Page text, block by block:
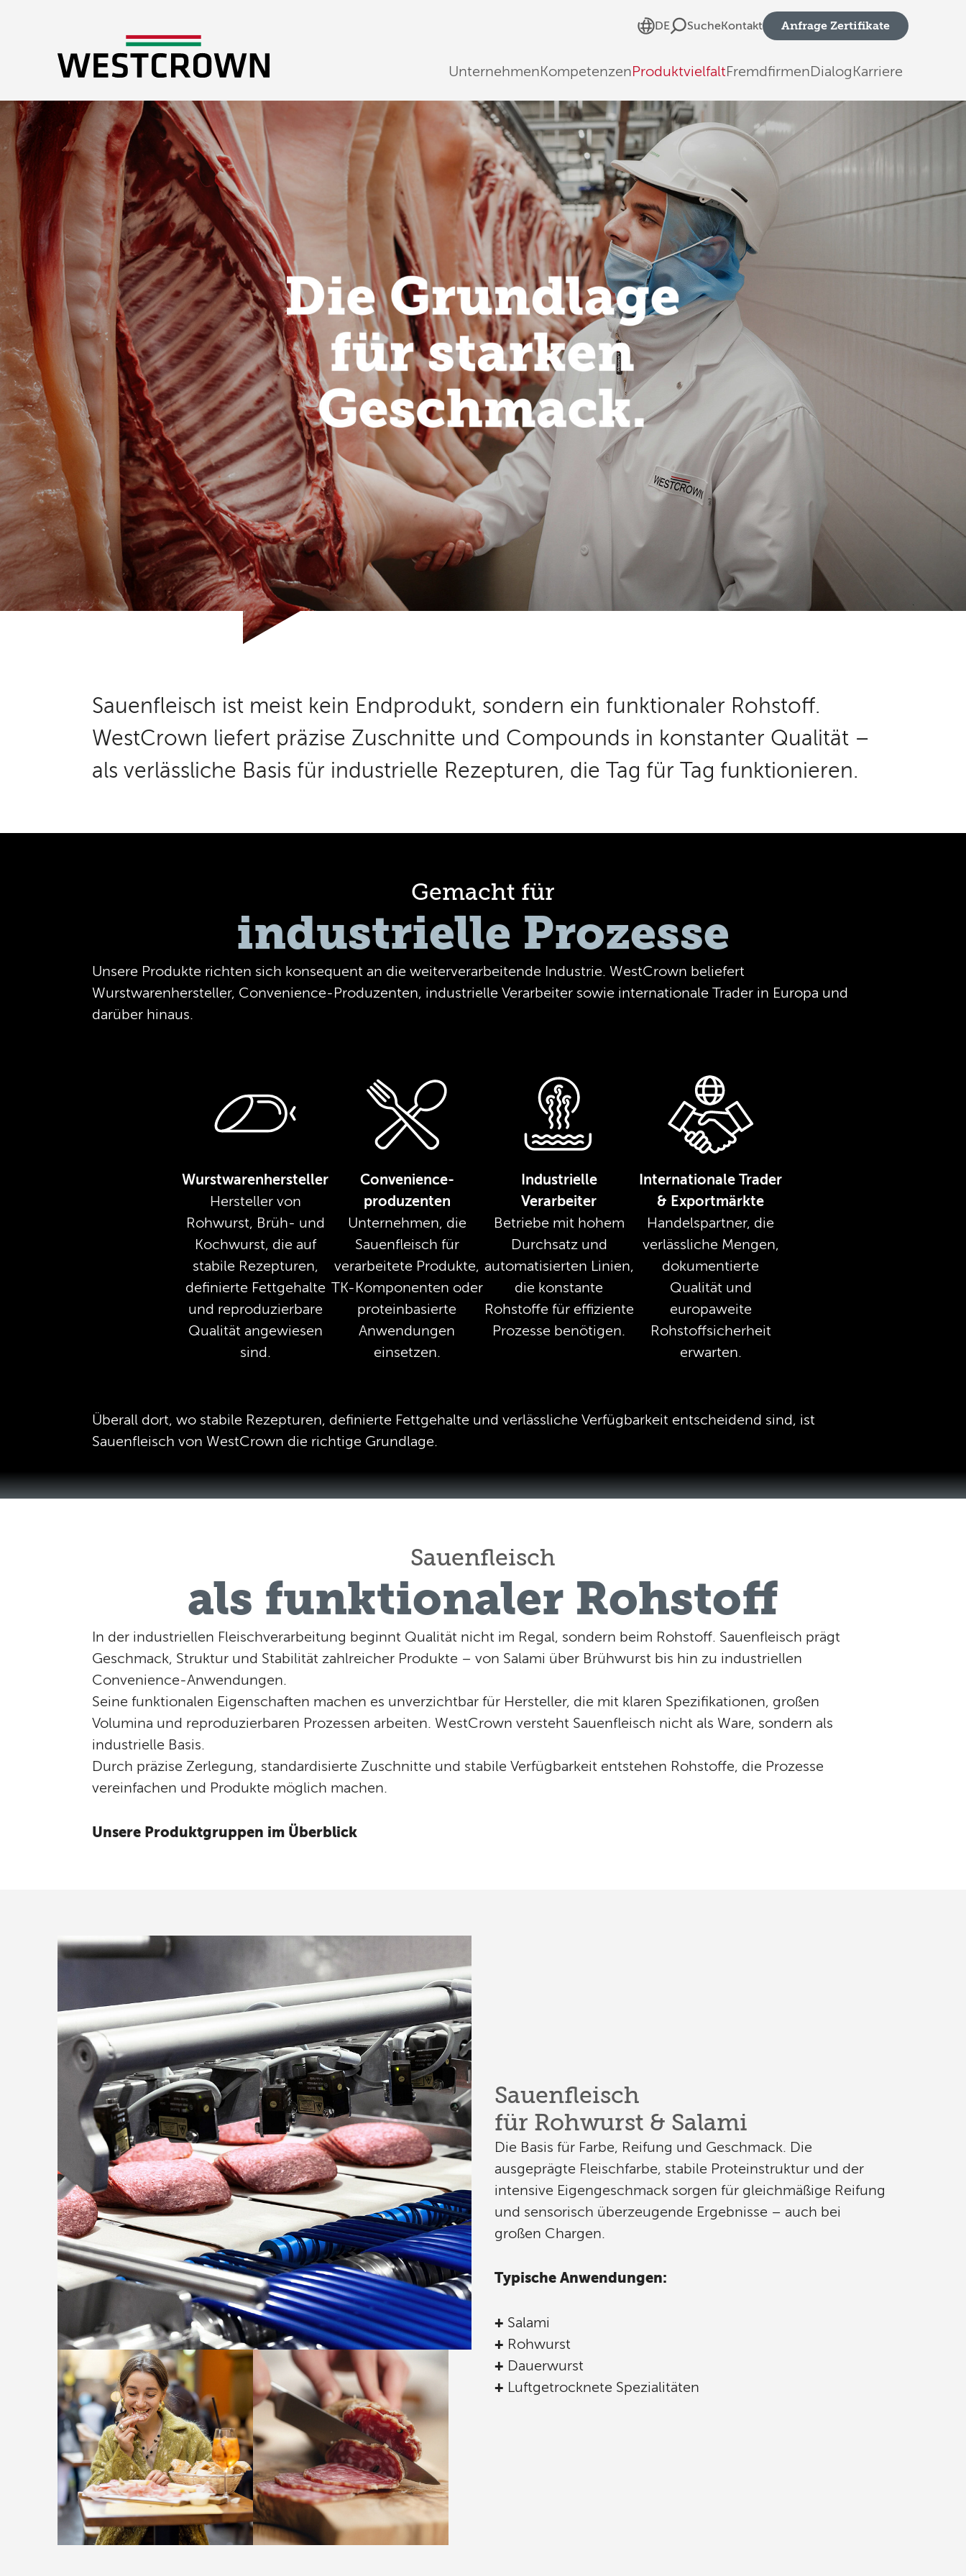
DE SucheKontakt Anfrage Zertifikate
UnternehmenKompetenzenProduktvielfaltFremdfirmenDialogKarriere
Sauenfleisch ist meist kein Endprodukt, sondern ein funktionaler Rohstoff.
WestCrown liefert präzise Zuschnitte und Compounds in konstanter Qualität –
als verlässliche Basis für industrielle Rezepturen, die Tag für Tag funktionieren.
Gemacht für
industrielle Prozesse
Unsere Produkte richten sich konsequent an die weiterverarbeitende Industrie. WestCrown beliefert
Wurstwarenhersteller, Convenience-Produzenten, industrielle Verarbeiter sowie internationale Trader in Europa und
darüber hinaus.
Wurstwarenhersteller
Hersteller von
Rohwurst, Brüh- und
Kochwurst, die auf
stabile Rezepturen,
definierte Fettgehalte
und reproduzierbare
Qualität angewiesen
sind.
Convenience-
produzenten
Unternehmen, die
Sauenfleisch für
verarbeitete Produkte,
TK-Komponenten oder
proteinbasierte
Anwendungen
einsetzen.
Industrielle
Verarbeiter
Betriebe mit hohem
Durchsatz und
automatisierten Linien,
die konstante
Rohstoffe für effiziente
Prozesse benötigen.
Internationale Trader
& Exportmärkte
Handelspartner, die
verlässliche Mengen,
dokumentierte
Qualität und
europaweite
Rohstoffsicherheit
erwarten.
Überall dort, wo stabile Rezepturen, definierte Fettgehalte und verlässliche Verfügbarkeit entscheidend sind, ist
Sauenfleisch von WestCrown die richtige Grundlage.
Sauenfleisch
als funktionaler Rohstoff
In der industriellen Fleischverarbeitung beginnt Qualität nicht im Regal, sondern beim Rohstoff. Sauenfleisch prägt
Geschmack, Struktur und Stabilität zahlreicher Produkte – von Salami über Brühwurst bis hin zu industriellen
Convenience-Anwendungen.
Seine funktionalen Eigenschaften machen es unverzichtbar für Hersteller, die mit klaren Spezifikationen, großen
Volumina und reproduzierbaren Prozessen arbeiten. WestCrown versteht Sauenfleisch nicht als Ware, sondern als
industrielle Basis.
Durch präzise Zerlegung, standardisierte Zuschnitte und stabile Verfügbarkeit entstehen Rohstoffe, die Prozesse
vereinfachen und Produkte möglich machen.
Unsere Produktgruppen im Überblick
Sauenfleisch
für Rohwurst & Salami
Die Basis für Farbe, Reifung und Geschmack. Die
ausgeprägte Fleischfarbe, stabile Proteinstruktur und der
intensive Eigengeschmack sorgen für gleichmäßige Reifung
und sensorisch überzeugende Ergebnisse – auch bei
großen Chargen.
Typische Anwendungen:
+ Salami
+ Rohwurst
+ Dauerwurst
+ Luftgetrocknete Spezialitäten